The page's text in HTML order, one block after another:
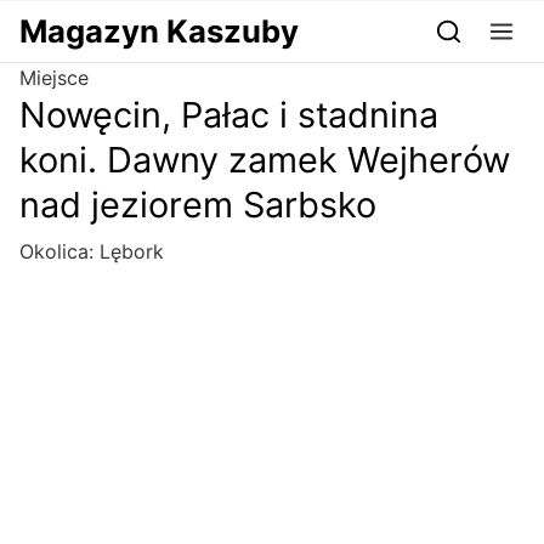
Przejdź do serwisu magazynkaszuby.pl
Magazyn Kaszuby
Miejsce
Nowęcin, Pałac i stadnina
koni. Dawny zamek Wejherów
nad jeziorem Sarbsko
Okolica: Lębork